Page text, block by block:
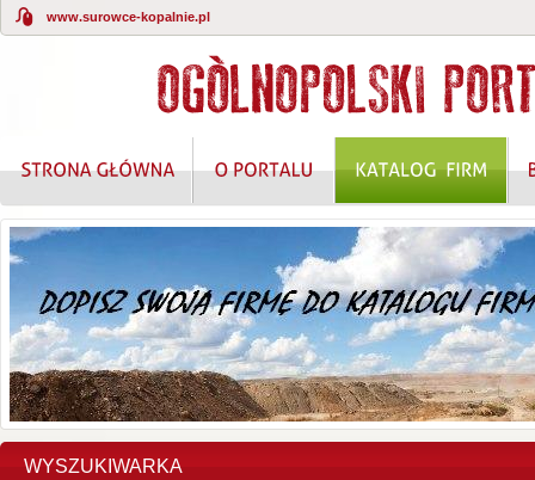
www.surowce-kopalnie.pl
KOMPLEKSOWE ROZWIĄZANIA W ZAKRESIE
WYSZUKIWARKA